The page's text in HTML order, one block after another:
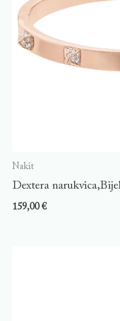
Nakit
Dextera
159,00€